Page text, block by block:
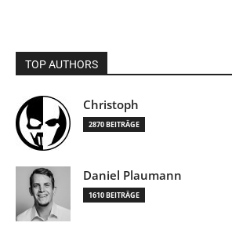
TOP AUTHORS
Christoph
2870 BEITRÄGE
Daniel Plaumann
1610 BEITRÄGE